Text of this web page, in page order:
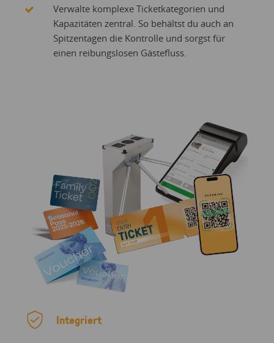
Verwalte komplexe Ticketkategorien und
Kapazitäten zentral. So behältst du auch an
Spitzentagen die Kontrolle und sorgst für
einen reibungslosen Gästefluss.
Integriert